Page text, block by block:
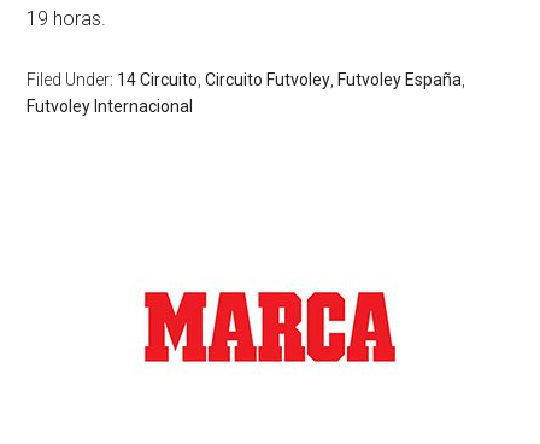
19 horas.
Filed Under: 14 Circuito ,Circuito Futvoley Futvoley España
Futvoley Internacional